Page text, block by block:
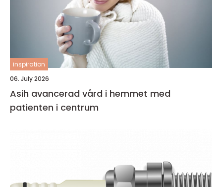
inspiration
06. July 2026
Asih avancerad vård i hemmet med
patienten i centrum